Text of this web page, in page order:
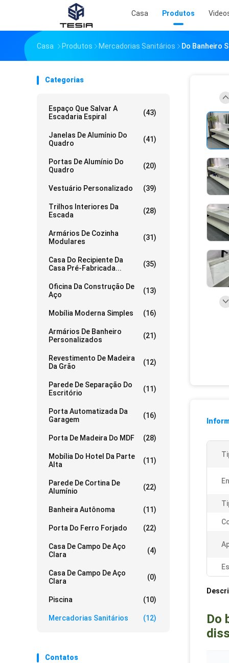
Casa Produtos
Casa Produtos Mercadorias Sanitários Do Banheiro
Categorias
Espaço Que Salvar A
Escadaria Espiral
(43)
Janelas De Alumínio Do
Quadro
(41)
Portas De Alumínio Do
Quadro
(20)
Vestuário Personalizado (39)
Trilhos Interiores Da
Escada
(28)
Armários De Cozinha
Modulares
(31)
Casa Do Recipiente Da
Casa Pré-Fabricada...
(35)
Oficina Da Construção De
Aço
(13)
Mobília Moderna Simples (16)
Armários De Banheiro
Personalizados
(21)
Revestimento De Madeira
Da Grão
(12)
Parede De Separação Do
Escritório
(11)
Porta Automatizada Da
Garagem
(16)
Porta De Madeira Do MDF (28)
Mobília Do Hotel Da Parte
Alta
(11)
Parede De Cortina De
Alumínio
(22)
Banheira Autônoma (11)
Porta Do Ferro Forjado (22)
Casa De Campo De Aço
Clara
(4)
Casa De Campo De Aço
Clara
(0)
Piscina (10)
Mercadorias Sanitários (12)
Contatos
Do